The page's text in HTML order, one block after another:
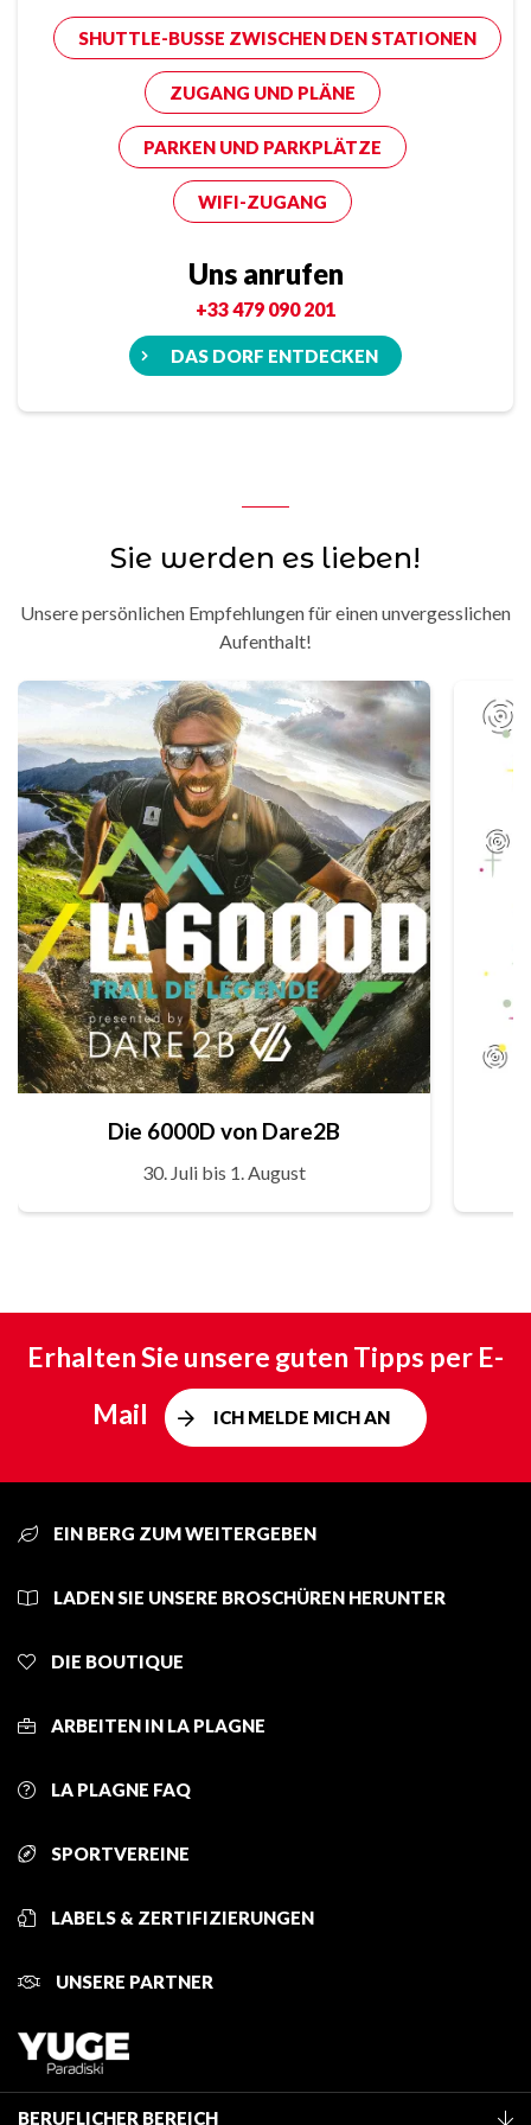
SHUTTLE-BUSSE ZWISCHEN DEN STATIONEN
ZUGANG UND PLÄNE
PARKEN UND PARKPLÄTZE
WIFI-ZUGANG
Uns anrufen
+33 479 090 201
DAS DORF ENTDECKEN
Sie werden es lieben!
Unsere persönlichen Empfehlungen für einen unvergesslichen
Aufenthalt!
Die 6000D von Dare2B
30. Juli bis 1. August
Erhalten Sie unsere guten Tipps per E-
Mail
ICH MELDE MICH AN
EIN BERG ZUM WEITERGEBEN
LADEN SIE UNSERE BROSCHÜREN HERUNTER
DIE BOUTIQUE
ARBEITEN IN LA PLAGNE
LA PLAGNE FAQ
SPORTVEREINE
LABELS & ZERTIFIZIERUNGEN
UNSERE PARTNER
BERUFLICHER BEREICH